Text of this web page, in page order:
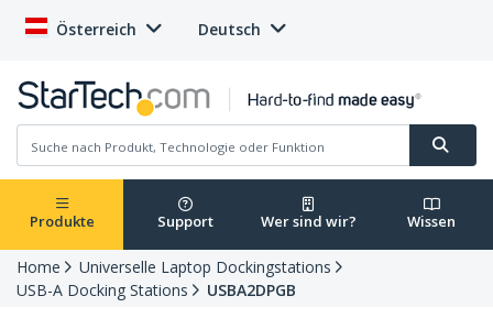
Österreich Deutsch
Produkte Support Wer sind wir? Wissen
Home
Universelle Laptop Dockingstations
USB-A Docking Stations
USBA2DPGB